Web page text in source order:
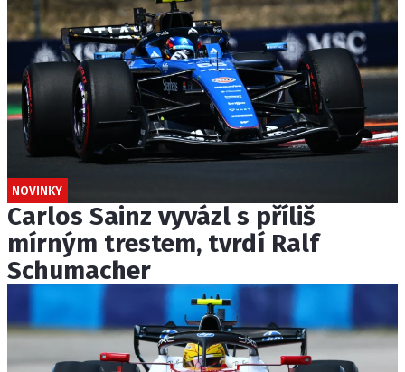
NOVINKY
Carlos Sainz vyvázl s příliš
mírným trestem, tvrdí Ralf
Schumacher